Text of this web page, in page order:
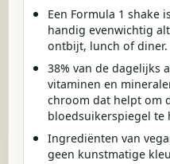
Een Formula 1 shake
handig evenwichtig
ontbijt, lunch of diner.
38% van de dagelijks
vitaminen en
chroom dat helpt om
bloedsuikerspiegel te
Ingrediënten van
geen kunstmatige